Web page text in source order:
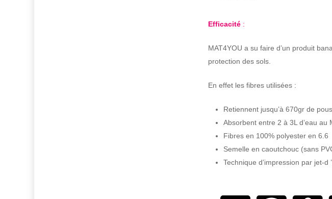
Efficacité :
MAT4YOU a su faire d’un produit
protection des sols.
En effet les fibres utilisées :
Retiennent jusqu’à 670gr de
Absorbent entre 2 à 3L d’eau au
Fibres en 100% polyester en 6.6
Semelle en caoutchouc (sans
Technique d’impression par jet-d